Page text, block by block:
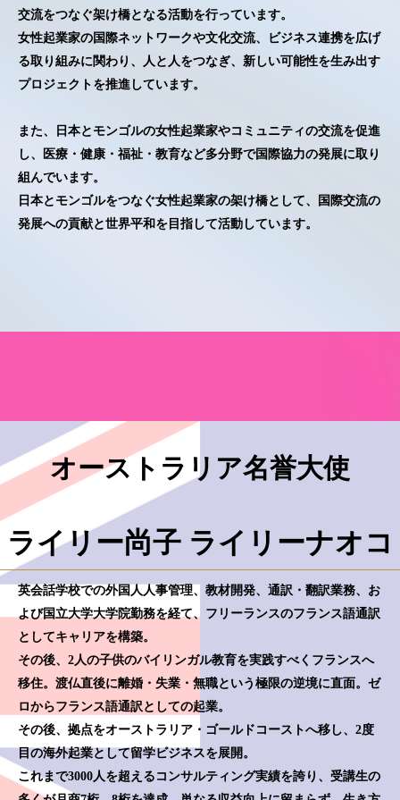
交流をつなぐ架け橋となる活動を行っています。
女性起業家の国際ネットワークや文化交流、ビジネス連携を広げ
る取り組みに関わり、人と人をつなぎ、新しい可能性を生み出す
プロジェクトを推進しています。
また、日本とモンゴルの女性起業家やコミュニティの交流を促進
し、医療・健康・福祉・教育など多分野で国際協力の発展に取り
組んでいます。
日本とモンゴルをつなぐ女性起業家の架け橋として、国際交流の
発展への貢献と世界平和を目指して活動しています。
オーストラリア名誉大使
ライリー尚子 ライリーナオコ
英会話学校での外国人人事管理、教材開発、通訳・翻訳業務、お
よび国立大学大学院勤務を経て、フリーランスのフランス語通訳
としてキャリアを構築。
その後、2人の子供のバイリンガル教育を実践すべくフランスへ
移住。渡仏直後に離婚・失業・無職という極限の逆境に直面。ゼ
ロからフランス語通訳としての起業。
その後、拠点をオーストラリア・ゴールドコーストへ移し、2度
目の海外起業として留学ビジネスを展開。
これまで3000人を超えるコンサルティング実績を誇り、受講生の